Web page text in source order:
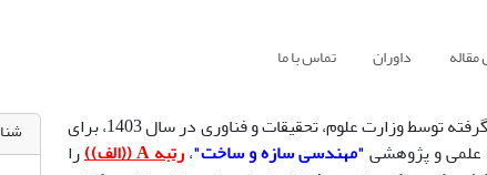
داوران تماس با ما
بر اساس ارزیابی‌های صورت گرفته توسط وزارت علوم، تحقیقات و فناوری در سال 1403، برای
علمی و پژوهشی"مهندسی سازه و ساخت"،رتبه A ((الف))
را